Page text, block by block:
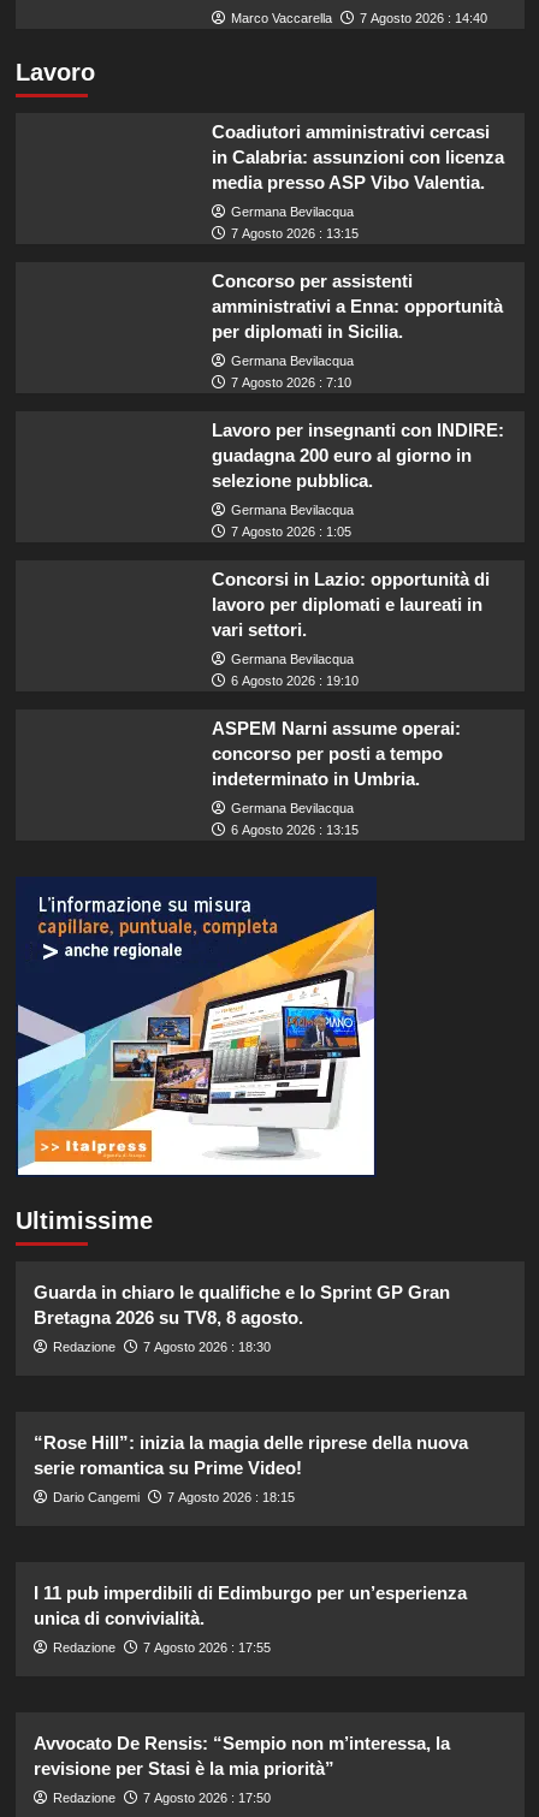
Marco Vaccarella 7 Agosto 2026 : 14:40
Lavoro
Coadiutori amministrativi cercasi
in Calabria: assunzioni con licenza
media presso ASP Vibo Valentia.
Germana Bevilacqua
7 Agosto 2026 : 13:15
Concorso per assistenti
amministrativi a Enna: opportunità
per diplomati in Sicilia.
Germana Bevilacqua
7 Agosto 2026 : 7:10
Lavoro per insegnanti con INDIRE:
guadagna 200 euro al giorno in
selezione pubblica.
Germana Bevilacqua
7 Agosto 2026 : 1:05
Concorsi in Lazio: opportunità di
lavoro per diplomati e laureati in
vari settori.
Germana Bevilacqua
6 Agosto 2026 : 19:10
ASPEM Narni assume operai:
concorso per posti a tempo
indeterminato in Umbria.
Germana Bevilacqua
6 Agosto 2026 : 13:15
Ultimissime
Guarda in chiaro le qualifiche e lo Sprint GP Gran
Bretagna 2026 su TV8, 8 agosto.
Redazione 7 Agosto 2026 : 18:30
“Rose Hill”: inizia la magia delle riprese della nuova
serie romantica su Prime Video!
Dario Cangemi 7 Agosto 2026 : 18:15
I 11 pub imperdibili di Edimburgo per un’esperienza
unica di convivialità.
Redazione 7 Agosto 2026 : 17:55
Avvocato De Rensis: “Sempio non m’interessa, la
revisione per Stasi è la mia priorità”
Redazione 7 Agosto 2026 : 17:50